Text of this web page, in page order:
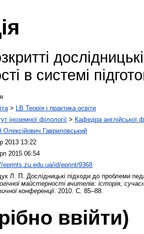
в системі
> LB Теорія і практика освіти
іноземної філології > Кафедра англійської
Олексійович Гавриловський
2013 13:22
2015 06:54
eprints.zu.edu.ua/id/eprint/9368
Л. П. Дослідницькі підходи до проблеми
майстерності вчителів: історія,
конференції. 2010. С. 85–88.
ввійти)